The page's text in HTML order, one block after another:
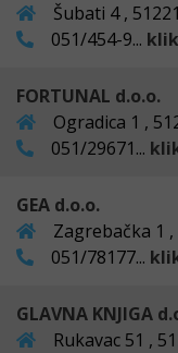
Šubati 4 ,
051/454-9...
FORTUNAL d.o.o.
Ogradica 1 ,
051/29671...
GEA d.o.o.
Zagrebačka 1
051/78177...
GLAVNA KNJIGA
Rukavac 51 ,